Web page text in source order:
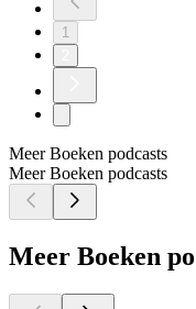
1
Meer Boeken podcasts
Meer Boeken podcasts
Meer Boeken